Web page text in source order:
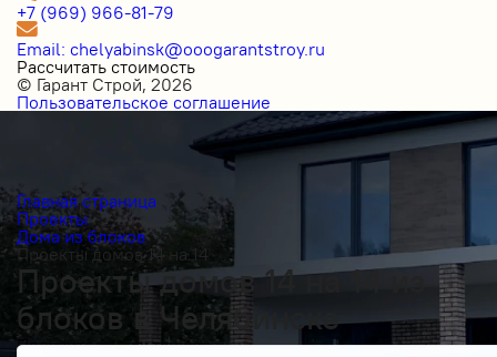
+7 (969) 966-81-79
Email: chelyabinsk@ooogarantstroy.ru
Рассчитать стоимость
© Гарант Строй, 2026
Пользовательское соглашение
Главная страница
Проекты
Дома из блоков
Проекты домов 14 на 14
Проекты домов 14 на 14 из
блоков в Челябинске
Получить косультацию